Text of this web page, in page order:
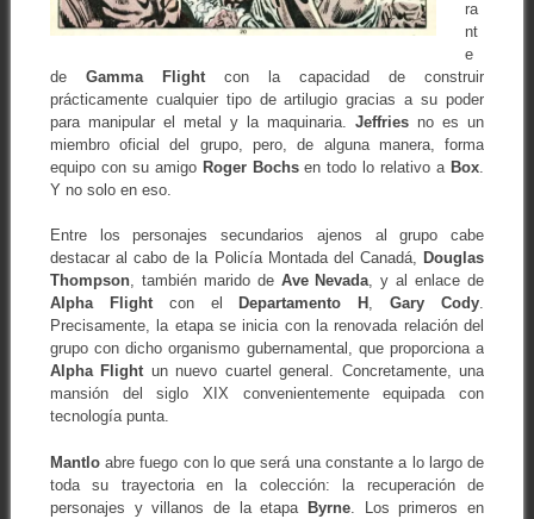
ra
nt
e
de Gamma Flightcon la capacidad de construir
prácticamente cualquier tipo de artilugio gracias a su poder
para manipular el metal y la maquinaria.Jeffries no es un
miembro oficial del grupo, pero, de alguna manera, forma
equipo con su amigo Roger Bochsen todo lo relativo aBox
Y no solo en eso.
Entre los personajes secundarios ajenos al grupo cabe
destacar al cabo de la Policía Montada del Canadá, Douglas
Thompson, también marido de Ave Nevada, y al enlace de
Alpha Flightcon el Departamento H ,Gary Cody.
Precisamente, la etapa se inicia con la renovada relación del
grupo con dicho organismo gubernamental, que proporciona a
Alpha Flightun nuevo cuartel general. Concretamente, una
mansión del siglo XIX convenientemente equipada con
tecnología punta.
Mantloabre fuego con lo que será una constante a lo largo de
toda su trayectoria en la colección: la recuperación de
personajes y villanos de la etapaByrne . Los primeros en